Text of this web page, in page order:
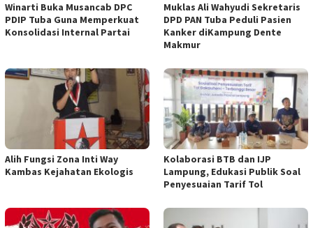
Winarti Buka Musancab DPC
PDIP Tuba Guna Memperkuat
Konsolidasi Internal Partai
Muklas Ali Wahyudi Sekretaris
DPD PAN Tuba Peduli Pasien
Kanker diKampung Dente
Makmur
Alih Fungsi Zona Inti Way
Kambas Kejahatan Ekologis
Kolaborasi BTB dan IJP
Lampung, Edukasi Publik Soal
Penyesuaian Tarif Tol